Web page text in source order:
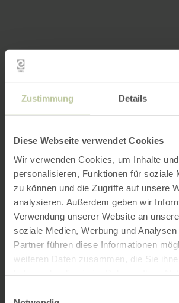
Zustimmung Details
Diese Webseite verwendet Cookies
Wir verwenden Cookies, um Inhalte
personalisieren, Funktionen für soziale
zu können und die Zugriffe auf unsere
analysieren. Außerdem geben wir
Verwendung unserer Website an
soziale Medien, Werbung und
Partner führen diese Informationen
weiteren Daten zusammen, die Sie